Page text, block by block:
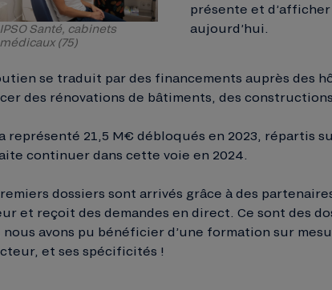
IPSO Santé, cabinets
médicaux (75)
présente et
aujourd’hui.
se traduit par des financements auprès des
des rénovations de bâtiments, des
représenté 21,5 M€ débloqués en 2023, répartis
continuer dans cette voie en 2024.
dossiers sont arrivés grâce à des
et reçoit des demandes en direct. Ce sont des
nous avons pu bénéficier d’une formation sur
et ses spécificités !